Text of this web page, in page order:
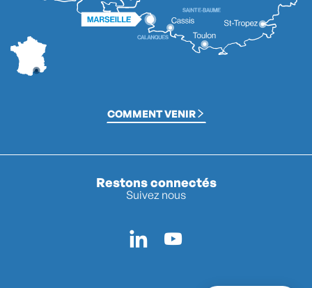
COMMENT VENIR
Restons connectés
Suivez nous